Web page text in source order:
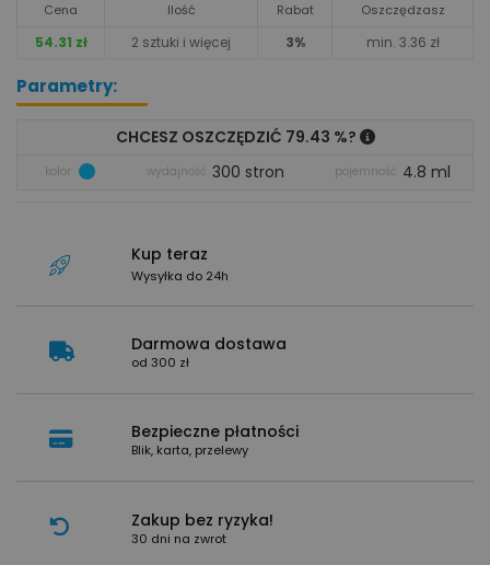
Cena Ilość Rabat Oszczędzasz
54.31 zł 2 sztuki i więcej 3% min. 3.36 zł
Parametry:
CHCESZ OSZCZĘDZIĆ 79.43 %?
kolor wydajność 300 stron pojemność 4.8 ml
Kup teraz
Wysyłka do 24h
Darmowa dostawa
od 300 zł
Bezpieczne płatności
Blik, karta, przelewy
Zakup bez ryzyka!
30 dni na zwrot